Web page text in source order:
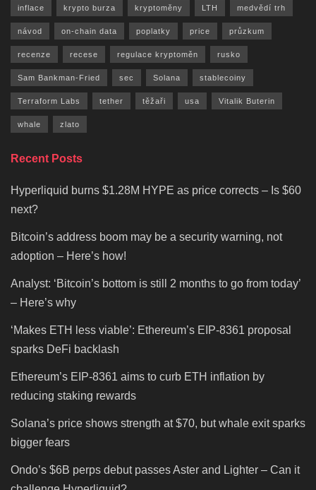
inflace krypto burza kryptoměny LTH medvědí trh
návod on-chain data poplatky price průzkum
recenze recese regulace kryptoměn rusko
Sam Bankman-Fried sec Solana stablecoiny
Terraform Labs tether těžaři usa Vitalik Buterin
whale zlato
Recent Posts
Hyperliquid burns $1.28M HYPE as price corrects – Is $60
next?
Bitcoin’s address boom may be a security warning, not
adoption – Here’s how!
Analyst: ‘Bitcoin’s bottom is still 2 months to go from today’
– Here’s why
‘Makes ETH less viable’: Ethereum’s EIP-8361 proposal
sparks DeFi backlash
Ethereum’s EIP-8361 aims to curb ETH inflation by
reducing staking rewards
Solana’s price shows strength at $70, but whale exit sparks
bigger fears
Ondo’s $6B perps debut passes Aster and Lighter – Can it